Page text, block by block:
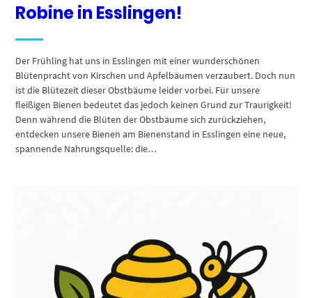
Robine in Esslingen!
Der Frühling hat uns in Esslingen mit einer wunderschönen
Blütenpracht von Kirschen und Apfelbäumen verzaubert. Doch nun
ist die Blütezeit dieser Obstbäume leider vorbei. Für unsere
fleißigen Bienen bedeutet das jedoch keinen Grund zur Traurigkeit!
Denn während die Blüten der Obstbäume sich zurückziehen,
entdecken unsere Bienen am Bienenstand in Esslingen eine neue,
spannende Nahrungsquelle: die…